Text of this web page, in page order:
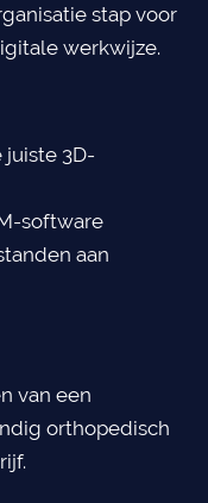
stap voor
werkwijze.
juiste 3D-
software
aan
van een
orthopedisch